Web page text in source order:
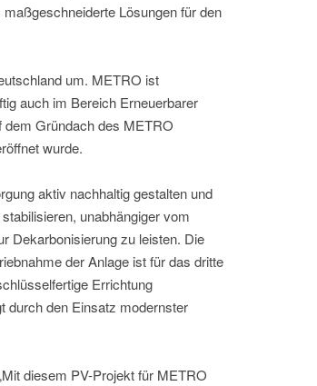
Lösungen für den
um. METRO ist
auch im Bereich Erneuerbarer
dem Gründach des METRO
wurde.
aktiv nachhaltig gestalten und
unabhängiger vom
Dekarbonisierung zu leisten. Die
der Anlage ist für das dritte
Errichtung
durch den Einsatz modernster
diesem PV-Projekt für METRO